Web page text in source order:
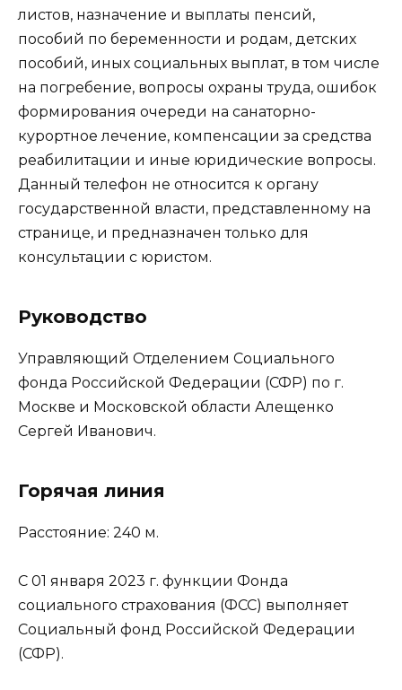
листов, назначение и выплаты пенсий,
пособий по беременности и родам, детских
пособий, иных социальных выплат, в том числе
на погребение, вопросы охраны труда, ошибок
формирования очереди на санаторно-
курортное лечение, компенсации за средства
реабилитации и иные юридические вопросы.
Данный телефон не относится к органу
государственной власти, представленному на
странице, и предназначен только для
консультации с юристом.
Руководство
Управляющий Отделением Социального
фонда Российской Федерации (СФР) по г.
Москве и Московской области Алещенко
Сергей Иванович.
Горячая линия
Расстояние: 240 м.
С 01 января 2023 г. функции Фонда
социального страхования (ФСС) выполняет
Социальный фонд Российской Федерации
(СФР).